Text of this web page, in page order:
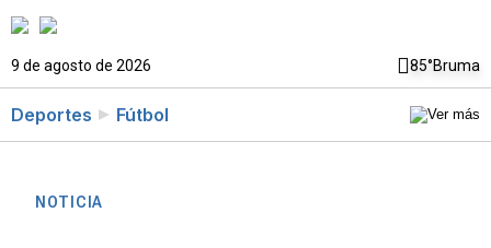
9 de agosto de 2026 85°Bruma
Deportes Fútbol
NOTICIA